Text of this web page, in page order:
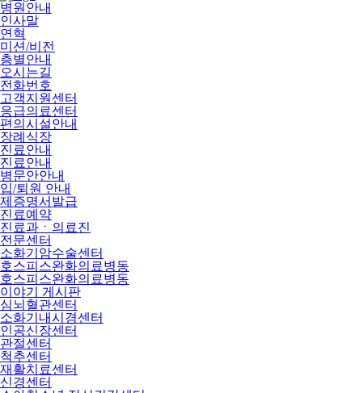
병원안내
인사말
연혁
미션/비전
층별안내
오시는길
전화번호
고객지원센터
응급의료센터
편의시설안내
장례식장
진료안내
진료안내
병문안안내
입/퇴원 안내
제증명서발급
진료예약
진료과ㆍ의료진
전문센터
소화기암수술센터
호스피스완화의료병동
호스피스완화의료병동
이야기 게시판
심뇌혈관센터
소화기내시경센터
인공신장센터
관절센터
척추센터
재활치료센터
신경센터